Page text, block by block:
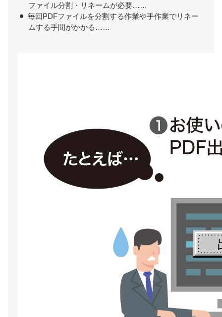
ファイル分割・リネームが必要……
毎回PDFファイルを分割する作業や手作業でリネー
ムする手間がかかる……